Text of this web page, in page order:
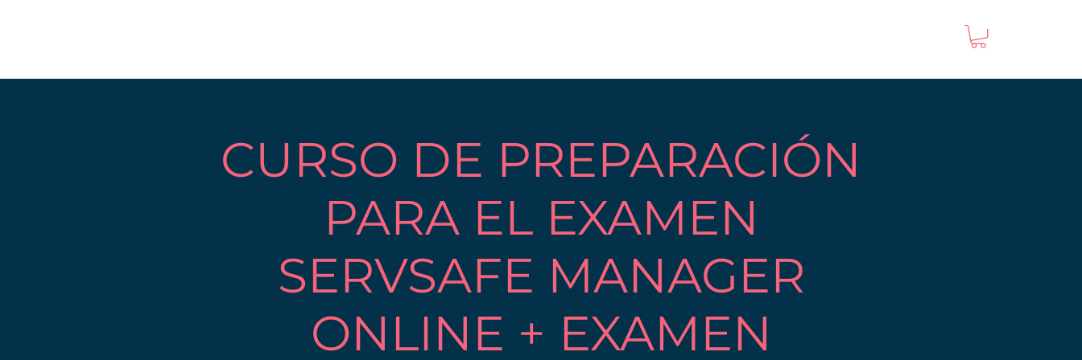
CURSO DE PREPARACIÓN
PARA EL EXAMEN
SERVSAFE MANAGER
ONLINE + EXAMEN